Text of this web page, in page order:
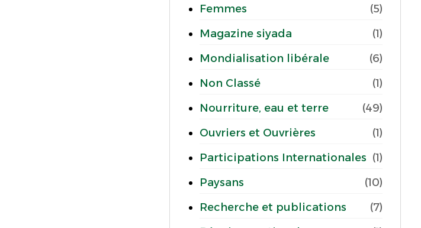
Femmes
(5)
Magazine siyada
(1)
Mondialisation libérale
(6)
Non Classé
(1)
Nourriture, eau et terre
(49)
Ouvriers et Ouvrières
(1)
Participations Internationales (1)
Paysans
(10)
Recherche et publications
(7)